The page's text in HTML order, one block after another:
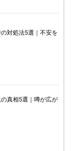
対処法5選｜不安を
真相5選｜噂が広が